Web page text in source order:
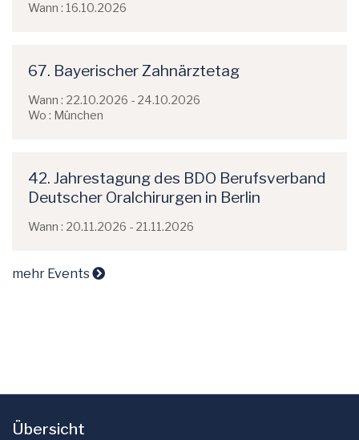
Wann : 16.10.2026
67. Bayerischer Zahnärztetag
Wann : 22.10.2026 - 24.10.2026
Wo : München
42. Jahrestagung des BDO Berufsverband
Deutscher Oralchirurgen in Berlin
Wann : 20.11.2026 - 21.11.2026
mehr Events
Übersicht